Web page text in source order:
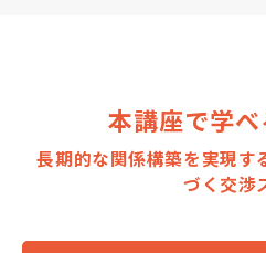
本講座で学
長期的な関係構築を実現す
づく交渉